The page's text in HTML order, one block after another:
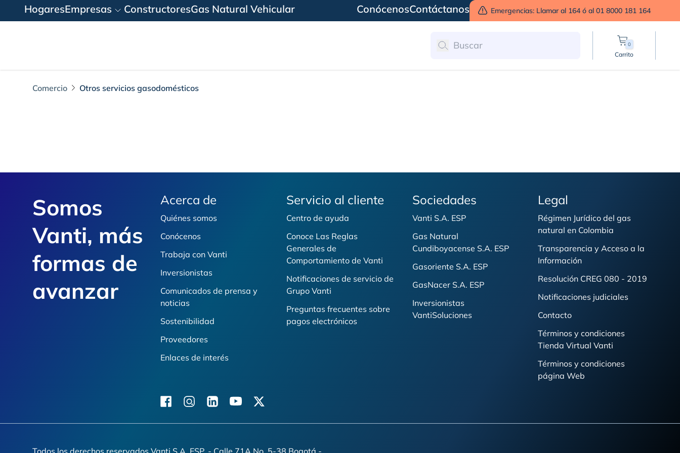
HogaresEmpresas ConstructoresGas Natural Vehicular ConócenosContáctanos Emergencias: Llamar al 164 ó al 01 8000 181 164
0
Carrito
Comercio Otros servicios gasodomésticos
Somos
Vanti, más
formas de
avanzar
Acerca de
Quiénes somos
Conócenos
Trabaja con Vanti
Inversionistas
Comunicados de prensa y
noticias
Sostenibilidad
Proveedores
Enlaces de interés
Servicio al cliente
Centro de ayuda
Conoce Las Reglas
Generales de
Comportamiento de Vanti
Notificaciones de servicio de
Grupo Vanti
Preguntas frecuentes sobre
pagos electrónicos
Sociedades
Vanti S.A. ESP
Gas Natural
Cundiboyacense S.A. ESP
Gasoriente S.A. ESP
GasNacer S.A. ESP
Inversionistas
VantiSoluciones
Legal
Régimen Jurídico del gas
natural en Colombia
Transparencia y Acceso a la
Información
Resolución CREG 080 - 2019
Notificaciones judiciales
Contacto
Términos y condiciones
Tienda Virtual Vanti
Términos y condiciones
página Web
facebookinstagram
linkedin youtubetwitter
Todos los derechos reservados Vanti S.A. ESP. - Calle 71A No. 5-38 Bogotá -